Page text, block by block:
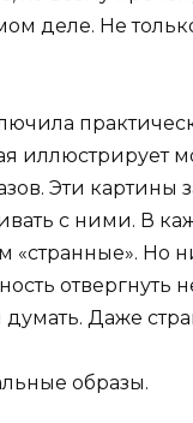
деле. Не
иллюстрирует
Эти картины
с ними. В
«странные». Но
отвергнуть
думать. Даже
образы.